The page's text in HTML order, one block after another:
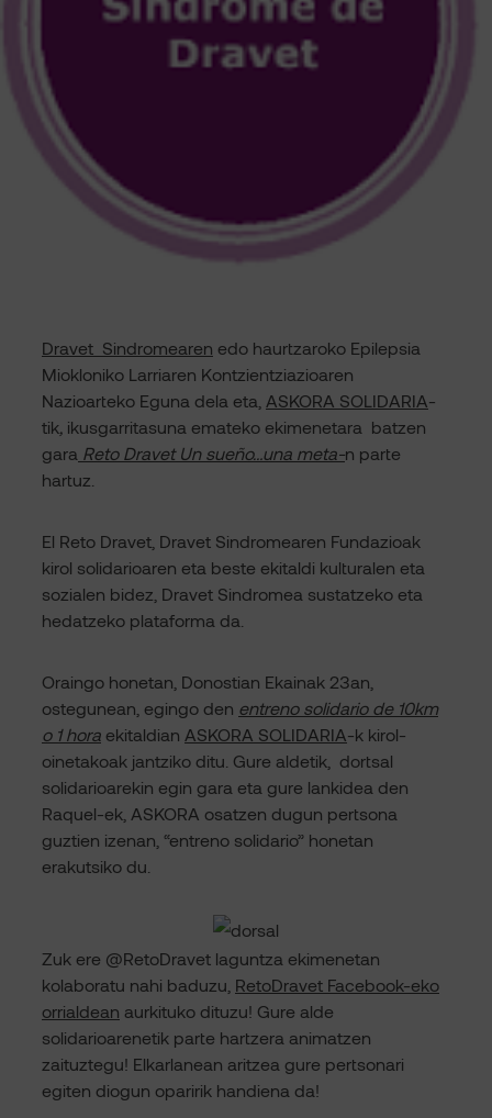
Dravet Sindromearen edo haurtzaroko Epilepsia
Miokloniko Larriaren Kontzientziazioaren
Nazioarteko Eguna dela eta, ASKORA SOLIDARIA-
tik, ikusgarritasuna emateko ekimenetara batzen
gara Reto Dravet Un sueño…una meta-n parte
hartuz.
El Reto Dravet, Dravet Sindromearen Fundazioak
kirol solidarioaren eta beste ekitaldi kulturalen eta
sozialen bidez, Dravet Sindromea sustatzeko eta
hedatzeko plataforma da.
Oraingo honetan, Donostian Ekainak 23an,
ostegunean, egingo den entreno solidario de 10km
o 1 hora ekitaldian ASKORA SOLIDARIA-k kirol-
oinetakoak jantziko ditu. Gure aldetik, dortsal
solidarioarekin egin gara eta gure lankidea den
Raquel-ek, ASKORA osatzen dugun pertsona
guztien izenan, “entreno solidario” honetan
erakutsiko du.
Zuk ere @RetoDravet laguntza ekimenetan
kolaboratu nahi baduzu, RetoDravet Facebook-eko
orrialdean aurkituko dituzu! Gure alde
solidarioarenetik parte hartzera animatzen
zaituztegu! Elkarlanean aritzea gure pertsonari
egiten diogun oparirik handiena da!